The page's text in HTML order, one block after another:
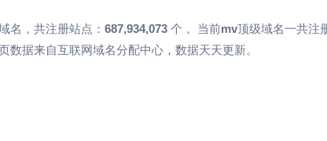
名，共注册站点： 687,934,073 个， 当前mv顶级域名一共注
据来自互联网域名分配中心，数据天天更新。